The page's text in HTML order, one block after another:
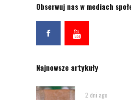
Obserwuj nas w mediach
Najnowsze artykuły
2 dni ago